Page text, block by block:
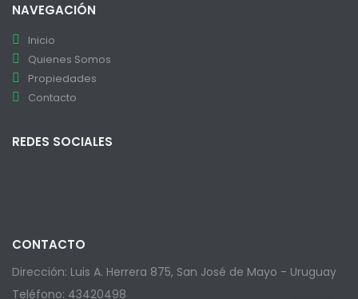
NAVEGACIÓN
Inicio
Quienes Somos
Propiedades
Contacto
REDES SOCIALES
CONTACTO
Dirección: Luis A. Herrera 875, San José de Mayo - Uruguay
Teléfono: 43420498